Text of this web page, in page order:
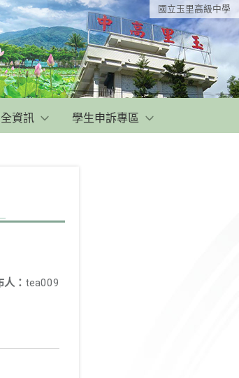
國立玉里高級中學
資訊 學生申訴專區
人： tea009